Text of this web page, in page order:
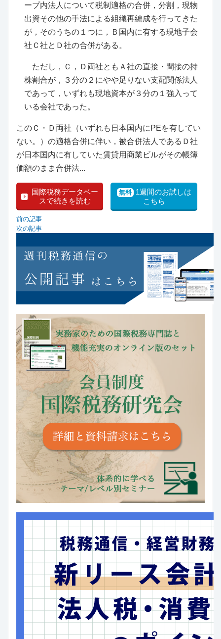
ープ内法人について税制適格の合併，分割，現物
出資その他の手法による組織再編成を行ってきた
が，そのうちの１つに，Ｂ国内に有する現地子会
社Ｃ社とＤ社の合併がある。
ただし，Ｃ，Ｄ両社ともＡ社の直接・間接の持
株割合が，３分の２にやや足りない支配関係法人
であって，いずれも現地資本が３分の１強入って
いる会社であった。
このＣ・Ｄ両社（いずれも日本国内にPEを有してい
ない。）の適格合併に伴い，被合併法人であるＤ社
が日本国内に有していた賃貸用商業ビルがその帳簿
価額のまま合併法...
国際税務データベー
スで続きを読む
無料 1週間のお試しは
こちら
前の記事
次の記事